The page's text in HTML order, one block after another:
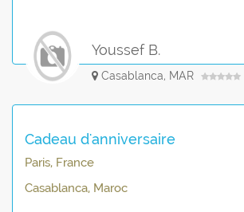
Youssef B.
Casablanca, MAR
Cadeau d'anniversaire
Paris, France
Casablanca, Maroc